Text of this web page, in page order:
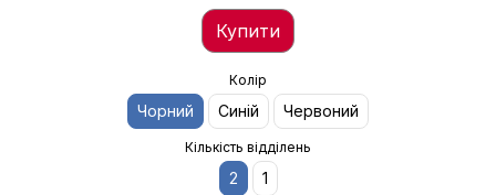
Купити
Колір
Чорний Синій Червоний
Кількість відділень
2 1